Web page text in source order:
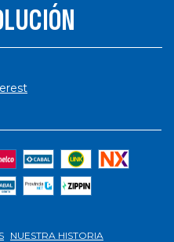
NUESTRA HISTORIA